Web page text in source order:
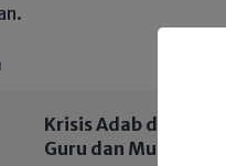
Krisis Adab dalam
Guru dan Murid dari